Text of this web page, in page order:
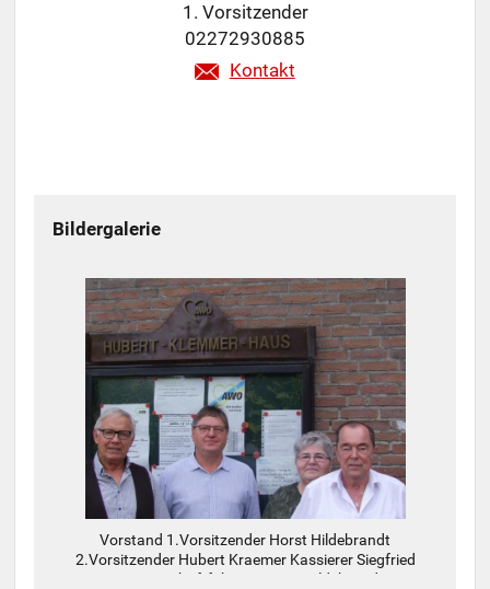
1. Vorsitzender
02272930885
Kontakt
Bildergalerie
Vorstand 1.Vorsitzender Horst Hildebrandt
2.Vorsitzender Hubert Kraemer Kassierer Siegfried
Zimmer Schriftführerin Petra Hildebrandt